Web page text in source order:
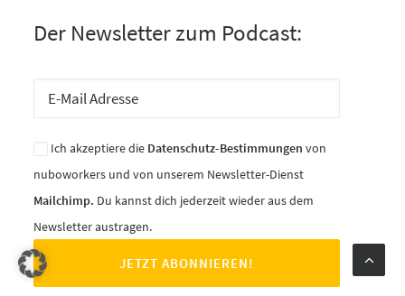
Der Newsletter zum Podcast:
Ich akzeptiere die Datenschutz-Bestimmungen von
nuboworkers und von unserem Newsletter-Dienst
Mailchimp. Du kannst dich jederzeit wieder aus dem
Newsletter austragen.